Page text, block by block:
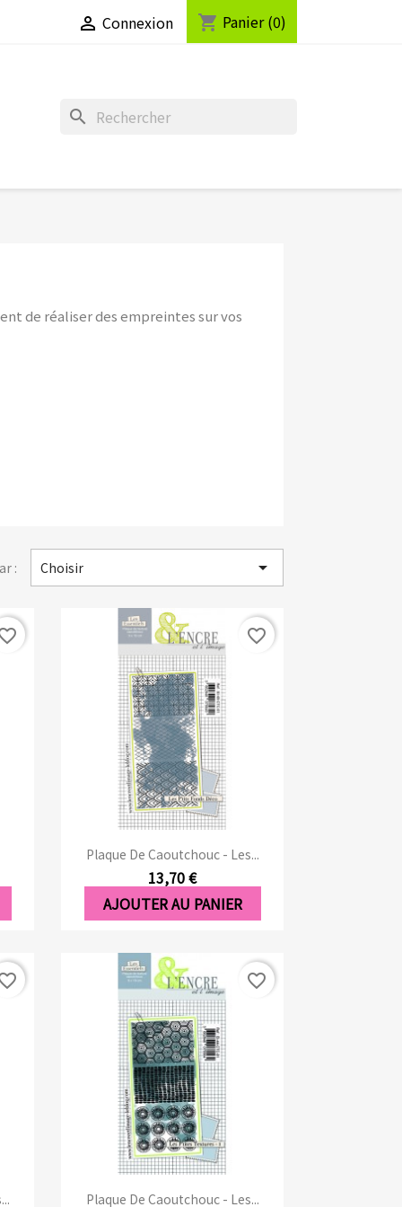
 Connexion shopping_cart Panier (0)
search
de réaliser des empreintes sur vos
: Choisir 
Plaque De Caoutchouc - Les...
13,70 €
AJOUTER AU PANIER
Aperçu rapide
favorite_border
Plaque De Caoutchouc - Les...
Aperçu rapide
favorite_border